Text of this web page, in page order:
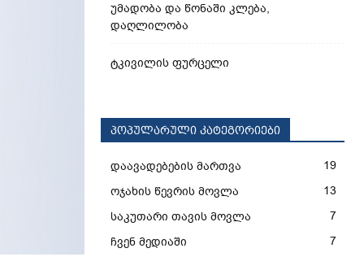
უმადობა და წონაში კლება,
დაღლილობა
ტკივილის ფურცელი
პოპულარული კატეგორიები
დაავადებების მართვა
19
ოჯახის წევრის მოვლა
13
საკუთარი თავის მოვლა
7
ჩვენ მედიაში
7